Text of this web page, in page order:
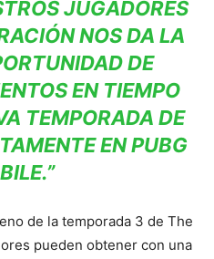
JUGADORES
NOS DA LA
DE
EN TIEMPO
TEMPORADA DE
EN PUBG
de la temporada 3 de The
pueden obtener con una